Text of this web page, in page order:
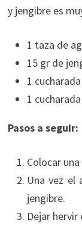
y jengibre es
1 taza de
15 gr de
1
1
Pasos a seguir:
Colocar
Una vez el
jengibre.
Dejar